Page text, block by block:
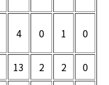
4 0 1 0
13 2 2
0